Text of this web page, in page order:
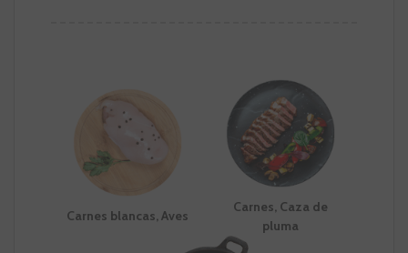
Carnes blancas, Aves
Carnes, Caza de
pluma